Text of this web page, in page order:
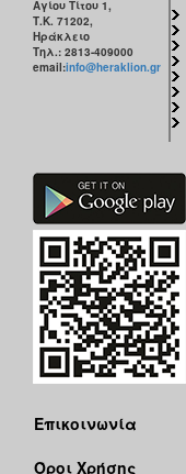
Αγίου Τίτου 1,
Τ.Κ. 71202,
Ηράκλειο
Τηλ.: 2813-409000
email:info@heraklion.gr
Επικοινωνία
Όροι Χρήσης